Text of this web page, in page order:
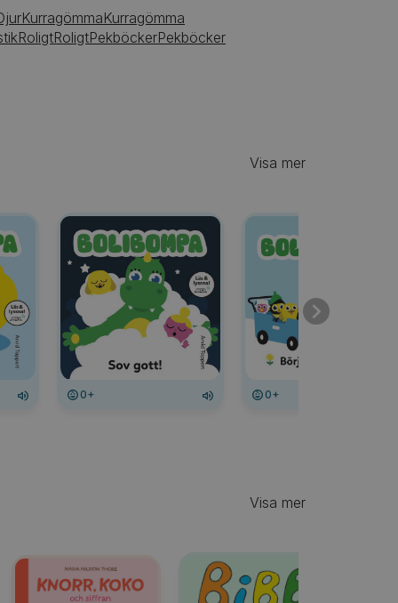
KurragömmaKurragömma
RoligtRoligtPekböckerPekböcker
Visa mer
0+ 0+
Visa mer